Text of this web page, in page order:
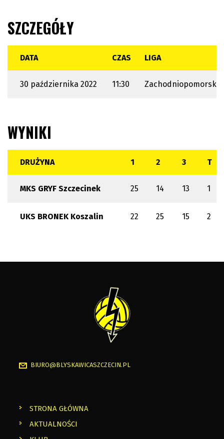
SZCZEGÓŁY
DATA CZAS LIGA
30 października 2022 11:30 Zachodniopomorska
WYNIKI
DRUŻYNA 1 2 3 T
MKS GRYF Szczecinek 25 14 13 1
UKS BRONEK Koszalin 22 25 15 2
BIURO@BLYSKAWICASZCZECIN.PL
STRONA GŁÓWNA
AKTUALNOŚCI